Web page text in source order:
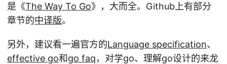
是《The Way To Go》，大而全。Github上有部分
章节的中译版。
另外，建议看一遍官方的Language specification、
effective go和go faq，对学go、理解go设计的来龙